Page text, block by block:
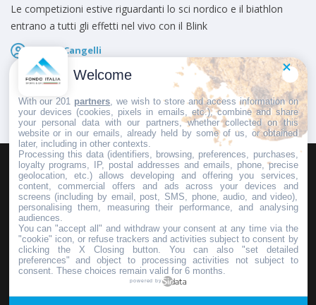
Le competizioni estive riguardanti lo sci nordico e il biathlon
entrano a tutti gli effetti nel vivo con il Blink
Marco Cangelli
Pubblicato il
HOMEPAGEREDAZIONEINVIA UN COMUNICATO STAMPA
PUBBLICITÀSCRIVI AL DIRETTORE
Copyright © 2016 - 2025 ASD Fondo Italia - Partita Iva: IT 03855110049
Welcome
With our 201 partners , we wish to store and access information on
your devices (cookies, pixels in emails, etc.), combine and share
your personal data with our partners, whether collected on this
website or in our emails, already held by some of us, or obtained
later, including in other contexts.
Processing this data (identifiers, browsing, preferences, purchases,
loyalty programs, IP, postal addresses and emails, phone, precise
geolocation, etc.) allows developing and offering you services,
content, commercial offers and ads across your devices and
screens (including by email, post, SMS, phone, audio, and video),
personalising them, measuring their performance, and analysing
audiences.
You can "accept all" and withdraw your consent at any time via the
"cookie" icon, or refuse trackers and activities subject to consent by
clicking the X Closing button. You can also "set detailed
preferences" and object to processing activities not subject to
consent. These choices remain valid for 6 months.
powered by